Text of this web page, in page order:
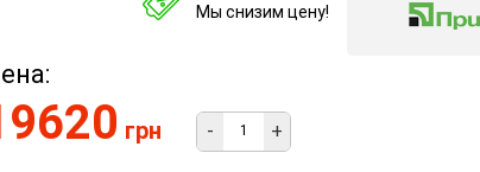
Мы снизим цену!
грн - +